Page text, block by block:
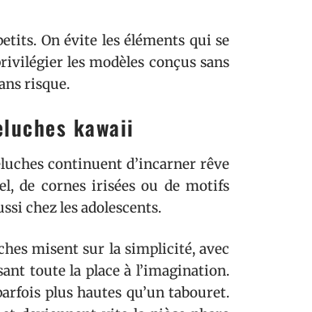
On évite les éléments qui se
les modèles conçus sans
risque.
kawaii
continuent d’incarner rêve
de cornes irisées ou de motifs
chez les adolescents.
misent sur la simplicité, avec
toute la place à l’imagination.
plus hautes qu’un tabouret.